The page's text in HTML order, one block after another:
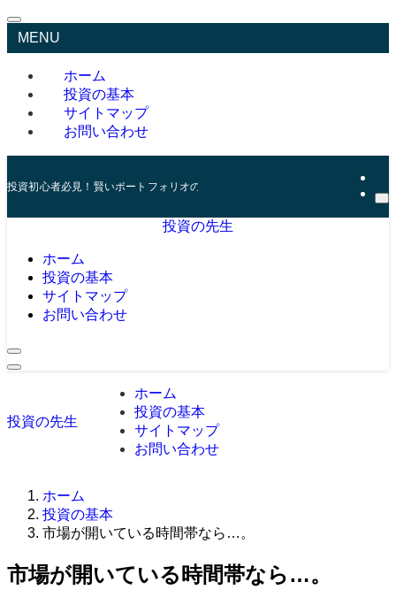
MENU
ホーム
投資の基本
サイトマップ
お問い合わせ
投資初心者必見！賢いポートフォリオの組み方とリスク管理の秘訣
投資の先生
ホーム
投資の基本
サイトマップ
お問い合わせ
投資の先生
ホーム
投資の基本
サイトマップ
お問い合わせ
ホーム
投資の基本
市場が開いている時間帯なら…。
市場が開いている時間帯なら…。